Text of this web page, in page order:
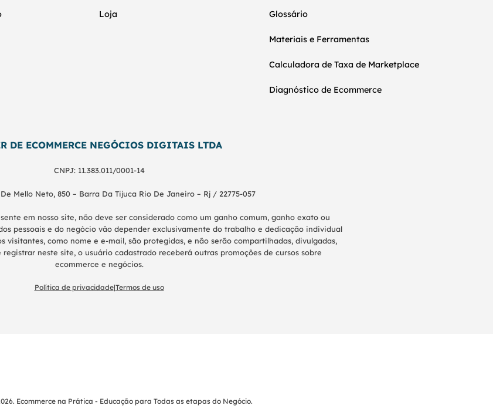
Loja Glossário
Materiais e Ferramentas
Calculadora de Taxa de Marketplace
Diagnóstico de Ecommerce
DE ECOMMERCE NEGÓCIOS DIGITAIS LTDA
CNPJ: 11.383.011/0001-14
Mello Neto, 850 – Barra Da Tijuca Rio De Janeiro – Rj / 22775-057
em nosso site, não deve ser considerado como um ganho comum, ganho exato ou
pessoais e do negócio vão depender exclusivamente do trabalho e dedicação individual
visitantes, como nome e e-mail, são protegidas, e não serão compartilhadas, divulgadas,
neste site, o usuário cadastrado receberá outras promoções de cursos sobre
ecommerce e negócios.
Política de privacidade|Termos de uso
Ecommerce na Prática - Educação para Todas as etapas do Negócio.